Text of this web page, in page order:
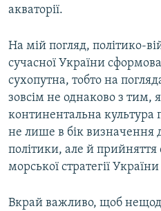
акваторії.
На мій погляд, політико-
сучасної України
сухопутна, тобто на
зовсім не однаково з тим,
континентальна культура
не лише в бік визначення
політики, але й прийняття
морської стратегії
Вкрай важливо, щоб